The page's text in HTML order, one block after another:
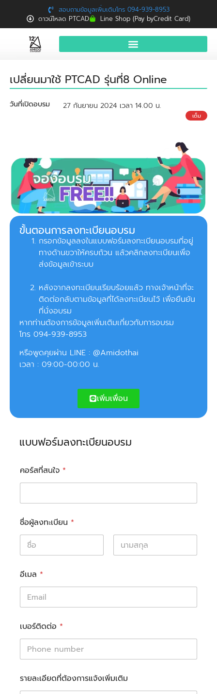
สอบถามข้อมูลเพิ่มเติมโทร 094-939-8953
ดาวน์โหลด PTCAD
Line Shop (Pay byCredit Card)
สินค้าและบริการ
จองอบรมฟรี
ติดต่อเรา
เปลี่ยนมาใช้ PTCAD รุ่นที่8 Online
วันที่เปิดอบรม 27 กันยายน 2024 เวลา 14.00 น.
เต็ม
ขั้นตอนการลงทะเบียนอบรม
กรอกข้อมูลลงในแบบฟอร์มลงทะเบียนอบรมที่อยู่
ทางด้านขวาให้ครบถ้วน แล้วคลิกลงทะเบียนเพื่อ
ส่งข้อมูลเข้าระบบ
หลังจากลงทะเบียนเรียบร้อยแล้ว ทางเจ้าหน้าที่จะ
ติดต่อกลับตามข้อมูลที่ได้ลงทะเบียนไว้ เพื่อยืนยัน
ที่นั่งอบรม
หากท่านต้องการข้อมูลเพิ่มเติมเกี่ยวกับการอบรม
โทร 094-939-8953
หรือพูดคุยผ่าน LINE : @Amidothai
เวลา : 09:00-00:00 น.
เพิ่มเพื่อน
แบบฟอร์มลงทะเบียนอบรม
คอร์สที่สนใจ *
ชื่อผู้ลงทะเบียน *
อีเมล *
เบอร์ติดต่อ *
รายละเอียดที่ต้องการแจ้งเพิ่มเติม